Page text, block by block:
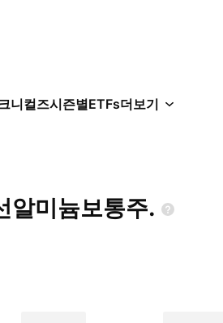
니컬즈시즌별ETFs더보기
알미늄보통주.